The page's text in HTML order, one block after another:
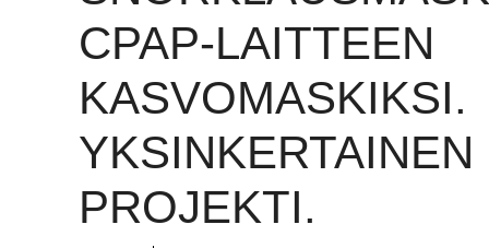
CPAP-LAITTEEN
KASVOMASKIKSI.
YKSINKERTAINEN
PROJEKTI.